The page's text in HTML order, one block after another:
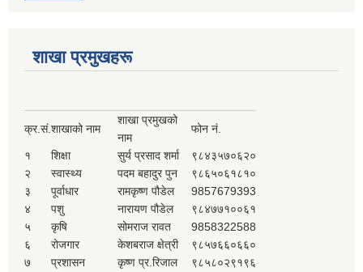
शाखा प्रमुखहरू
क्र.सं.शाखाको नाम
शाखा प्रमुखको
नाम
फोन नं.
१ शिक्षा सुर्य प्रसाद शर्मा
९८४३५७०६२०
२
स्वास्थ्य पदम बहादुर पुन
९८६५०६१८१०
३
पूर्वाधार रामकृष्ण पौडेल
9857679393
४
पशु नारायण पौडेल
९८४७७१००६१
५
कृषि सोमराज रावत
9858322588
६
रोजगार केशबराज क्षेत्री
९८५७६६०६६०
७
प्रशासन कृष्ण प्र.रिजाल ९८५८०२९१९६